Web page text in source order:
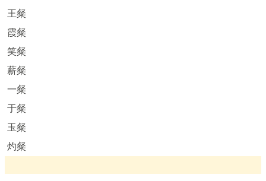
王粲
霞粲
笑粲
薪粲
一粲
于粲
玉粲
灼粲